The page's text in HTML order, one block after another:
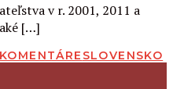
v r. 2001, 2011 a
[…]
KOMENTÁRE SLOVENSKO